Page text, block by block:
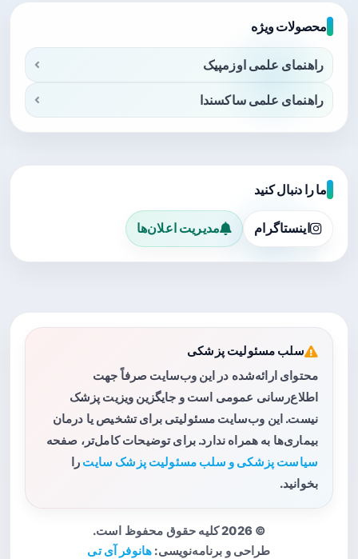
محصولات ویژه
راهنمای علمی اوزمپیک
راهنمای علمی ساکسندا
ما را دنبال کنید
اینستاگرام مدیریت اعلان‌ها
سلب مسئولیت پزشکی
محتوای ارائه‌شده در این وب‌سایت صرفاً جهت
اطلاع‌رسانی عمومی است و جایگزین ویزیت پزشک
نیست. این وب‌سایت مسئولیتی برای تشخیص یا درمان
بیماری‌ها به همراه ندارد. برای توضیحات کامل‌تر، صفحه
سیاست پزشکی و سلب مسئولیت پزشک سایت را
بخوانید.
© 2026 کلیه حقوق محفوظ است.
طراحی و برنامه‌نویسی: هانوفر آی تی